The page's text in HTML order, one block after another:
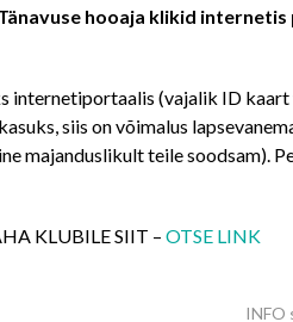
hooaja klikid internetis
internetiportaalis (vajalik ID
siis on võimalus
majanduslikult teile soodsam).
KLUBILE SIIT – OTSE LINK
INFO